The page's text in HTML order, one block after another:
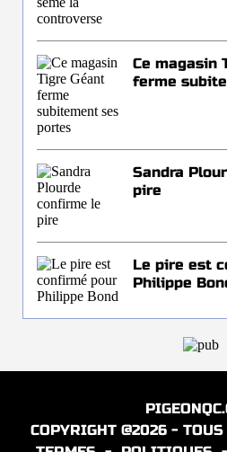
Ce magasin
ferme
Sandra
pire
Le pire est
Philippe
COPYRIGHT @2026 -